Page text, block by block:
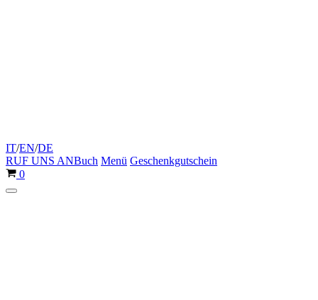
IT/EN/DE
RUF UNS ANBuch Menü Geschenkgutschein
Warenkorb
0
Navigationsmenü